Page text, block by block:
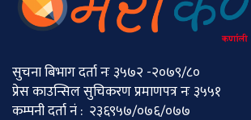
सुचना बिभाग दर्ता नः ३५७२ -२०७९/८०
प्रेस काउन्सिल सुचिकरण प्रमाणपत्र नः ३५५१
कम्पनी दर्ता नं : २३६९५७/०७६/०७७